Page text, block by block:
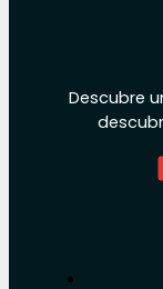
Descubre